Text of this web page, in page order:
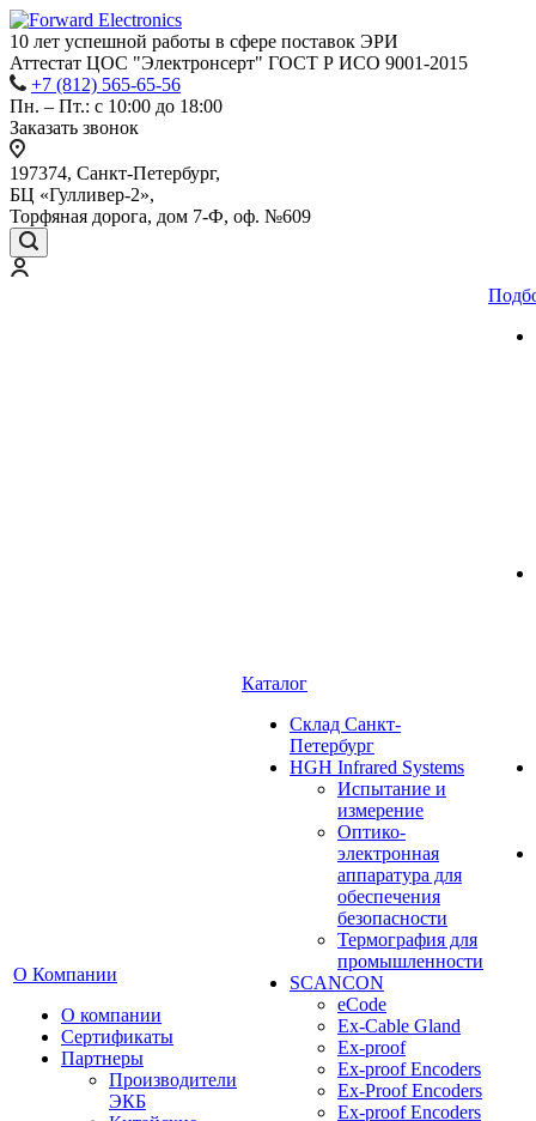
10 лет успешной работы в сфере поставок ЭРИ
Аттестат ЦОС "Электронсерт" ГОСТ Р ИСО 9001-2015
+7 (812) 565-65-56
Пн. – Пт.: с 10:00 до 18:00
Заказать звонок
197374, Санкт-Петербург,
БЦ «Гулливер-2»,
Торфяная дорога, дом 7-Ф, оф. №609
О Компании
О компании
Сертификаты
Партнеры
Производители
ЭКБ
Каталог
Cклад Санкт-
Петербург
HGH Infrared Systems
Испытание и
измерение
Оптико-
электронная
аппаратура для
обеспечения
безопасности
Термография для
промышленности
SCANCON
eCode
Ex-Cable Gland
Ex-proof
Ex-proof Encoders
Ex-Proof Encoders
Ex-proof Encoders